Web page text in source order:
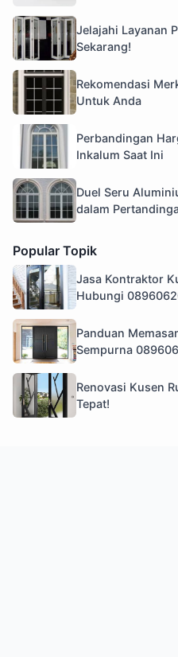
Jelajahi Layanan
Sekarang!
Rekomendasi
Untuk Anda
Perbandingan
Inkalum Saat Ini
Duel Seru
dalam
Popular Topik
Jasa Kontraktor
Hubungi
Panduan
Sempurna
Renovasi Kusen
Tepat!